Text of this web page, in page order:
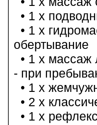
• 1 х
• 1 х
обертывание
• 1 х
- при
• 1 х
• 2 х
• 1 х